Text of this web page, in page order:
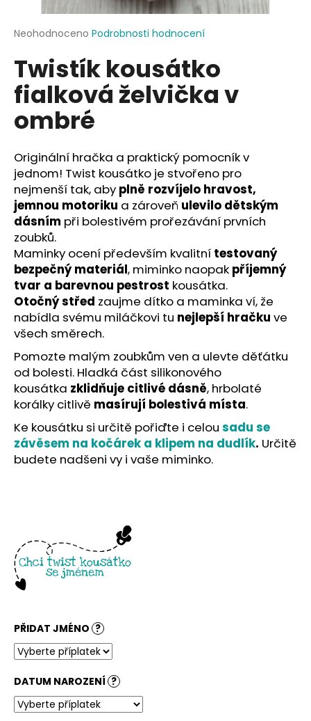
Průměrné
produktu
0,0
5
hvězdiček.
Neohodnoceno Podrobnosti hodnocení
Twistík kousátko
fialková želvička v
ombré
Originální hračka a praktický pomocník v
jednom! Twist kousátko je stvořeno pro
nejmenší tak, aby plně rozvíjelo hravost,
jemnou motoriku a zároveň ulevilo dětským
dásním při bolestivém prořezávání prvních
zoubků.
Maminky ocení především kvalitní testovaný
bezpečný materiál, miminko naopak příjemný
tvar a barevnou pestrost kousátka.
Otočný střed zaujme dítko a maminka ví, že
nabídla svému miláčkovi tu nejlepší hračku ve
všech směrech.
Pomozte malým zoubkům ven a ulevte děťátku
od bolesti. Hladká část silikonového
kousátka zklidňuje citlivé dásně, hrbolaté
korálky citlivě masírují bolestivá místa.
Ke kousátku si určitě pořiďte i celou sadu se
závěsem na kočárek a klipem na dudlík. Určitě
budete nadšeni vy i vaše miminko.
PŘIDAT JMÉNO ?
DATUM NAROZENÍ ?
j
t
?
HLEDAT
D
o
p
o
r
u
č
u
e
m
e